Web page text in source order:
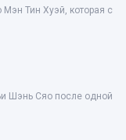
Тин Хуэй, которая с
Шэнь Сяо после одной